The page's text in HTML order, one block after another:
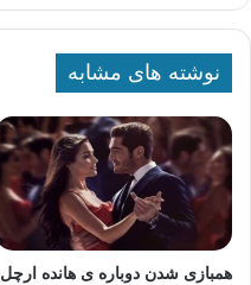
نوشته های مشابه
همبازی شدن دوباره ی هانده ارچل